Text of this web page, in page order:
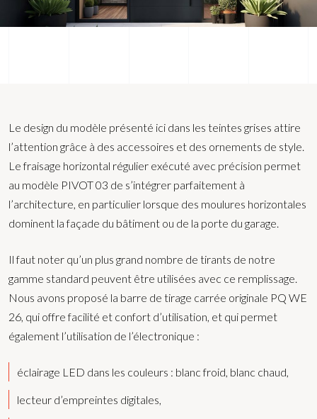
Le design du modèle présenté ici dans les teintes grises attire
l’attention grâce à des accessoires et des ornements de style.
Le fraisage horizontal régulier exécuté avec précision permet
au modèle PIVOT 03 de s’intégrer parfaitement à
l’architecture, en particulier lorsque des moulures horizontales
dominent la façade du bâtiment ou de la porte du garage.
Il faut noter qu’un plus grand nombre de tirants de notre
gamme standard peuvent être utilisées avec ce remplissage.
Nous avons proposé la barre de tirage carrée originale PQ WE
26, qui offre facilité et confort d’utilisation, et qui permet
également l’utilisation de l’électronique :
éclairage LED dans les couleurs : blanc froid, blanc chaud,
lecteur d’empreintes digitales,